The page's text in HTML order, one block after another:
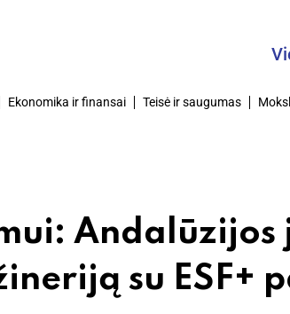
Ekonomika ir finansai Teisė ir saugumas
Andalūzijos
su ESF+